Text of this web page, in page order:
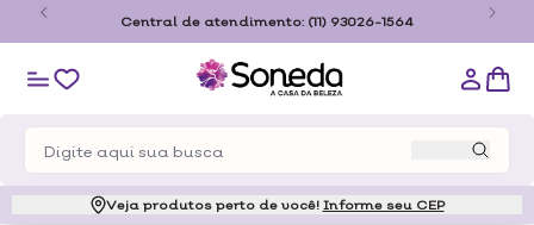
Central de atendimento: (11) 93026-1564
Veja produtos perto de você! Informe seu CEP